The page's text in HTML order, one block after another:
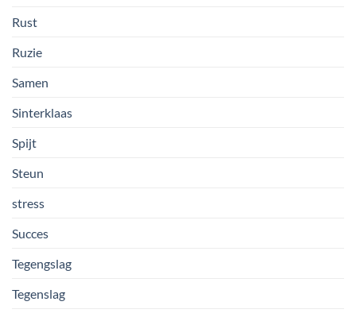
Rust
Ruzie
Samen
Sinterklaas
Spijt
Steun
stress
Succes
Tegengslag
Tegenslag